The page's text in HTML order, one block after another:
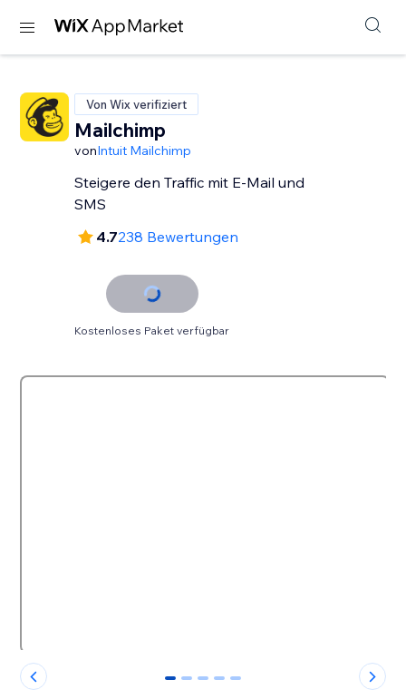
Von Wix verifiziert
Mailchimp
vonIntuit Mailchimp
Steigere den Traffic mit E-Mail und
SMS
4.7238 Bewertungen
Kostenloses Paket verfügbar
0 1 2 3 4